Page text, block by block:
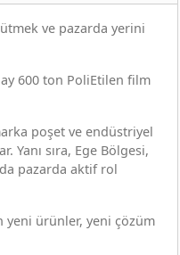
ve pazarda yerini
600 ton PoliEtilen film
poşet ve endüstriyel
sıra, Ege Bölgesi,
pazarda aktif rol
yeni ürünler, yeni çözüm